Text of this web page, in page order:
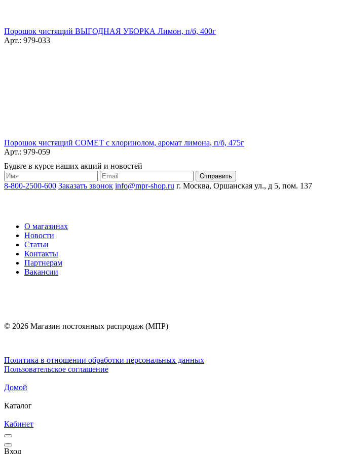
Порошок чистящий ВЫГОДНАЯ УБОРКА Лимон, п/б, 400г
Арт.: 979-033
Порошок чистящий COMET с хлоринолом, аромат лимона, п/б, 475г
Арт.: 979-059
Будьте в курсе наших акций и новостей
8-800-2500-600 Заказать звонок info@mpr-shop.ru г. Москва, Оршанская ул., д 5, пом. 137
О магазинах
Новости
Статьи
Контакты
Партнерам
Вакансии
© 2026 Магазин постоянных распродаж (МПР)
Политика в отношении обработки персональных данных
Пользовательское соглашение
Домой
Каталог
Кабинет
Вход